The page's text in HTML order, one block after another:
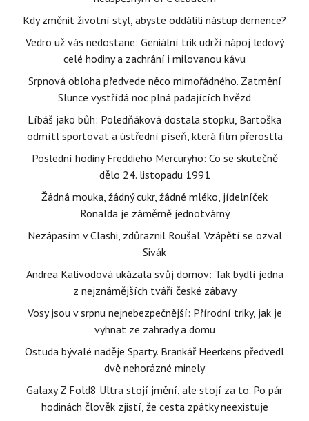
Kdy změnit životní styl, abyste oddálili nástup demence?
Vedro už vás nedostane: Geniální trik udrží nápoj ledový
celé hodiny a zachrání i milovanou kávu
Srpnová obloha předvede něco mimořádného. Zatmění
Slunce vystřídá noc plná padajících hvězd
Líbáš jako bůh: Poledňáková dostala stopku, Bartoška
odmítl sportovat a ústřední píseň, která film přerostla
Poslední hodiny Freddieho Mercuryho: Co se skutečně
dělo 24. listopadu 1991
Žádná mouka, žádný cukr, žádné mléko, jídelníček
Ronalda je záměrně jednotvárný
Nezápasím v Clashi, zdůraznil Roušal. Vzápětí se ozval
Sivák
Andrea Kalivodová ukázala svůj domov: Tak bydlí jedna
z nejznámějších tváří české zábavy
Vosy jsou v srpnu nejnebezpečnější: Přírodní triky, jak je
vyhnat ze zahrady a domu
Ostuda bývalé naděje Sparty. Brankář Heerkens předvedl
dvě nehorázné minely
Galaxy Z Fold8 Ultra stojí jmění, ale stojí za to. Po pár
hodinách člověk zjistí, že cesta zpátky neexistuje